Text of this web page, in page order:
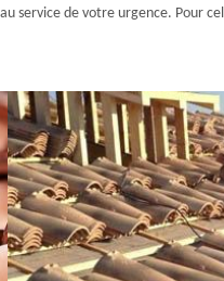
service de votre urgence. Pour